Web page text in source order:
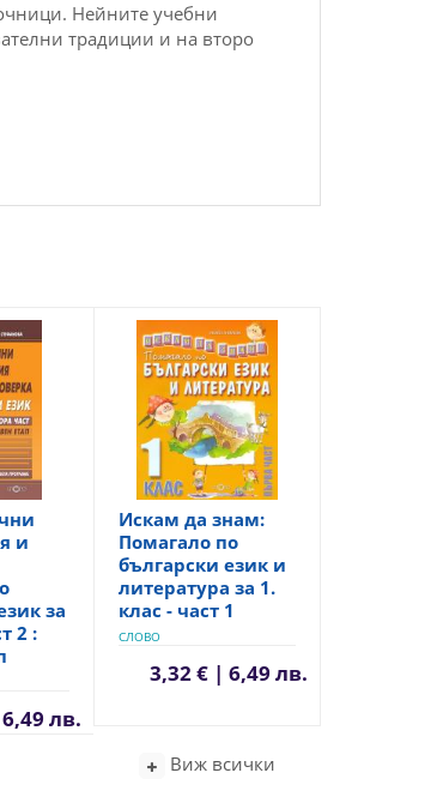
Нейните учебни
традиции и на второ
и
за
2 :
лв.
Искам да знам:
Помагало по
български език и
литература за 1.
клас - част 1
СЛОВО
3,32 € | 6,49 лв.
Виж всички